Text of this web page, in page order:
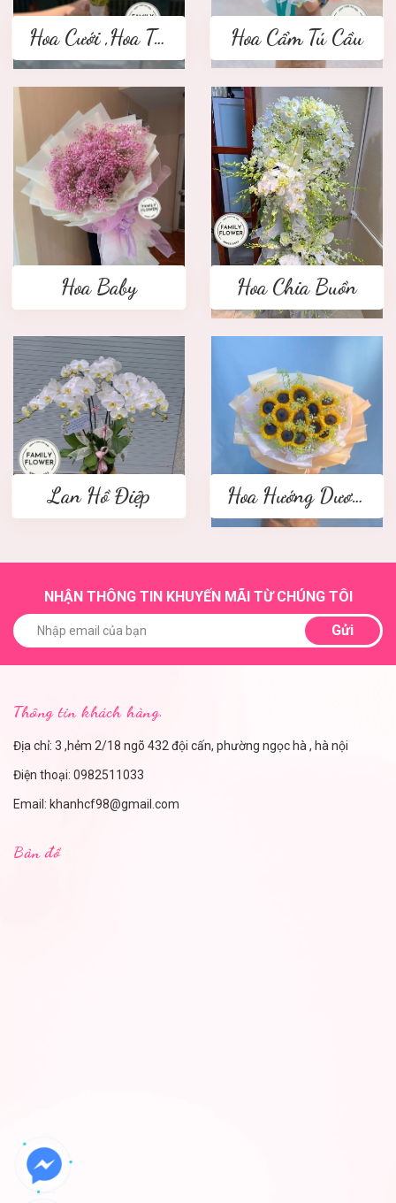
Hoa Cưới ,Hoa Tay Cầm Cô Dâu Hoa Cẩm Tú Cầu
Hoa Baby Hoa Chia Buồn
Lan Hồ Điệp Hoa Hướng Dương
NHẬN THÔNG TIN KHUYẾN MÃI TỪ CHÚNG TÔI
Gửi
Thông tin khách hàng.
Địa chỉ: 3 ,hẻm 2/18 ngõ 432 đội cấn, phường ngọc hà , hà nội
Điện thoại: 0982511033
Email: khanhcf98@gmail.com
Bản đồ